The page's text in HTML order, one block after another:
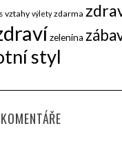
vztahy výlety zdarma
zelenina
styl